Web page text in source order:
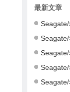
最新文章
Seagate/希捷硬盘
Seagate/希捷硬盘
Seagate/希捷硬盘
Seagate/希捷硬盘
Seagate/希捷硬盘